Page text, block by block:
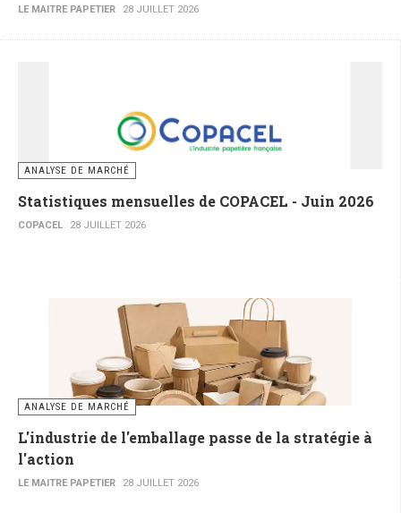
LE MAITRE PAPETIER 28 JUILLET 2026
ANALYSE DE MARCHÉ
Statistiques mensuelles de COPACEL - Juin 2026
COPACEL 28 JUILLET 2026
ANALYSE DE MARCHÉ
L'industrie de l'emballage passe de la stratégie à
l'action
LE MAITRE PAPETIER 28 JUILLET 2026